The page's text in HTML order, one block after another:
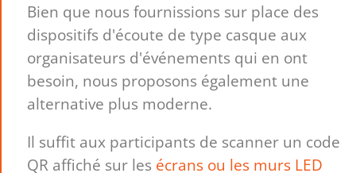
Bien que nous fournissions sur place des
dispositifs d'écoute de type casque aux
organisateurs d'événements qui en ont
besoin, nous proposons également une
alternative plus moderne.
Il suffit aux participants de scanner un code
QR affiché sur les écrans ou les murs LED